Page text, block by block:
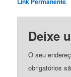
Deixe
O seu
obrigatórios